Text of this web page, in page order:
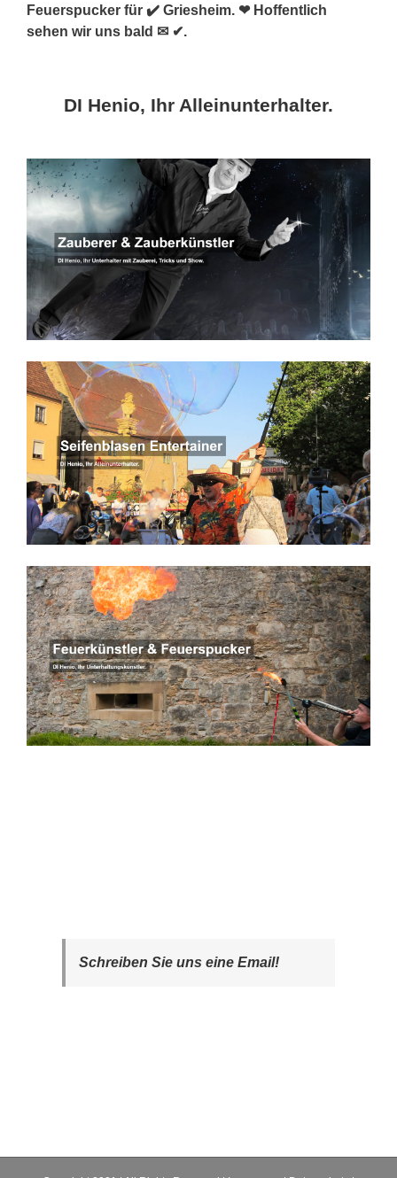
Feuerspucker für ✔️ Griesheim. ❤ Hoffentlich
sehen wir uns bald ✉ ✔.
DI Henio, Ihr Alleinunterhalter.
Schreiben Sie uns eine Email!